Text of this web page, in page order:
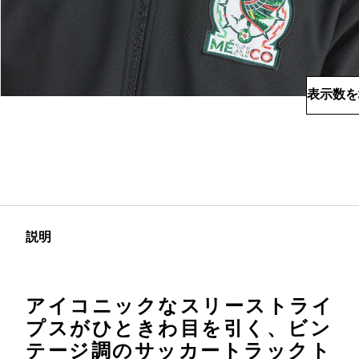
表示数
説明
アイコニックなスリーストライ
プスがひときわ目を引く、ビン
テージ調のサッカートラックト